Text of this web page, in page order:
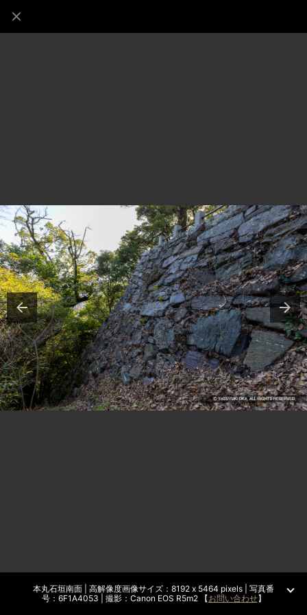
本丸石垣南面 | 高解像度画像サイズ：8192 x 5464 pixels | 写真番
号：6F1A4053 | 撮影：Canon EOS R5m2 【お問い合わせ】